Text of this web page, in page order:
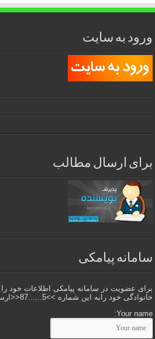
ورود به سایت
برای ارسال مطالب
سامانه پیامکی
برای عضویت در سامانه پیامکی اطلاعات خود را
خانوادگی خود رابه این شماره >>5......87<<ارسال کنید
Your name: